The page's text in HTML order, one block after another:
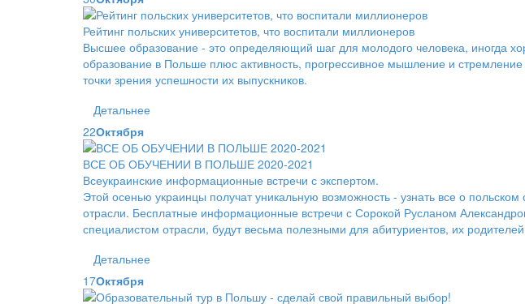
Рейтинг польских университетов, что воспитали миллионеров
Высшее образование - это определяющий шаг для молодого человека, иногда
образование в Польше плюс активность, прогрессивное мышление и
точки зрения успешности их выпускников.
Детальнее
22Октября
ВСЕ ОБ ОБУЧЕНИИ В ПОЛЬШЕ 2020-2021
Всеукраинские информационные встречи с экспертом.
Этой осенью украинцы получат уникальную возможность - узнать все о
отрасли. Бесплатные информационные встречи с Сорокой Русланом
специалистом отрасли, будут весьма полезными для абитуриентов, их
Детальнее
17Октября